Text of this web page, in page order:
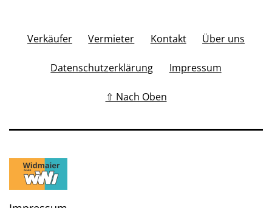
Verkäufer Vermieter Kontakt Über uns
Datenschutzerklärung Impressum
⇧ Nach Oben